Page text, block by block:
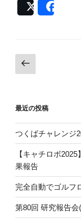
Post
投
稿
ビ
ー
シ
ョ
ン
前
の
ジ
最近の投稿
つくばチャレンジ
【キャチロボ
果報告
完全自動でゴルフ
第80回 研究報告